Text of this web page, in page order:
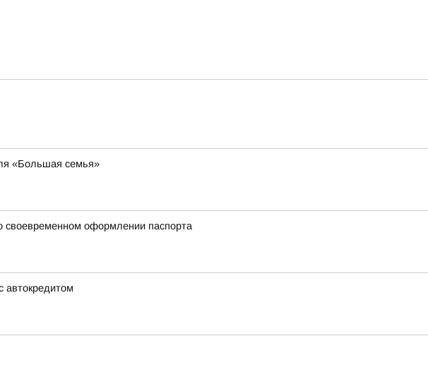
«Большая семья»
своевременном оформлении паспорта
автокредитом